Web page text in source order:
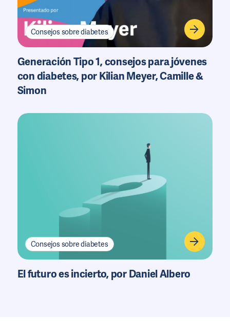
Consejos sobre diabetes
Generación Tipo 1, consejos para jóvenes
con diabetes, por Kilian Meyer, Camille &
Simon
Consejos sobre diabetes
El futuro es incierto, por Daniel Albero